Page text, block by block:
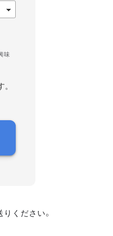
味
ください。